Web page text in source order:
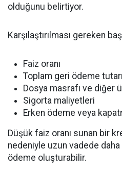
olduğunu belirtiyor.
Karşılaştırılması gereken
Faiz oranı
Toplam geri ödeme tutarı
Dosya masrafı ve diğer
Sigorta maliyetleri
Erken ödeme veya
Düşük faiz oranı sunan bir
nedeniyle uzun vadede
ödeme oluşturabilir.